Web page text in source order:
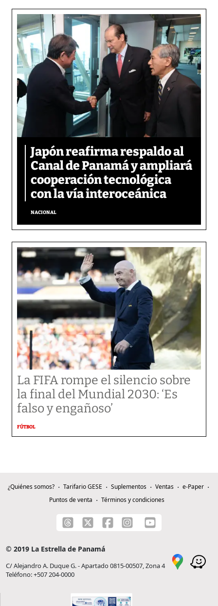
Japón reafirma respaldo al
Canal de Panamá y ampliará
cooperación tecnológica
con la vía interoceánica
NACIONAL
La FIFA rompe el silencio sobre
la final del Mundial 2030: ‘Es
falso y engañoso’
FÚTBOL
¿Quiénes somos? Tarifario GESE Suplementos Ventas
e-Paper
Puntos de venta
Términos y condiciones
© 2019 La Estrella de Panamá
C/ Alejandro A. Duque G. - Apartado 0815-00507, Zona 4
Teléfono: +507 204-0000